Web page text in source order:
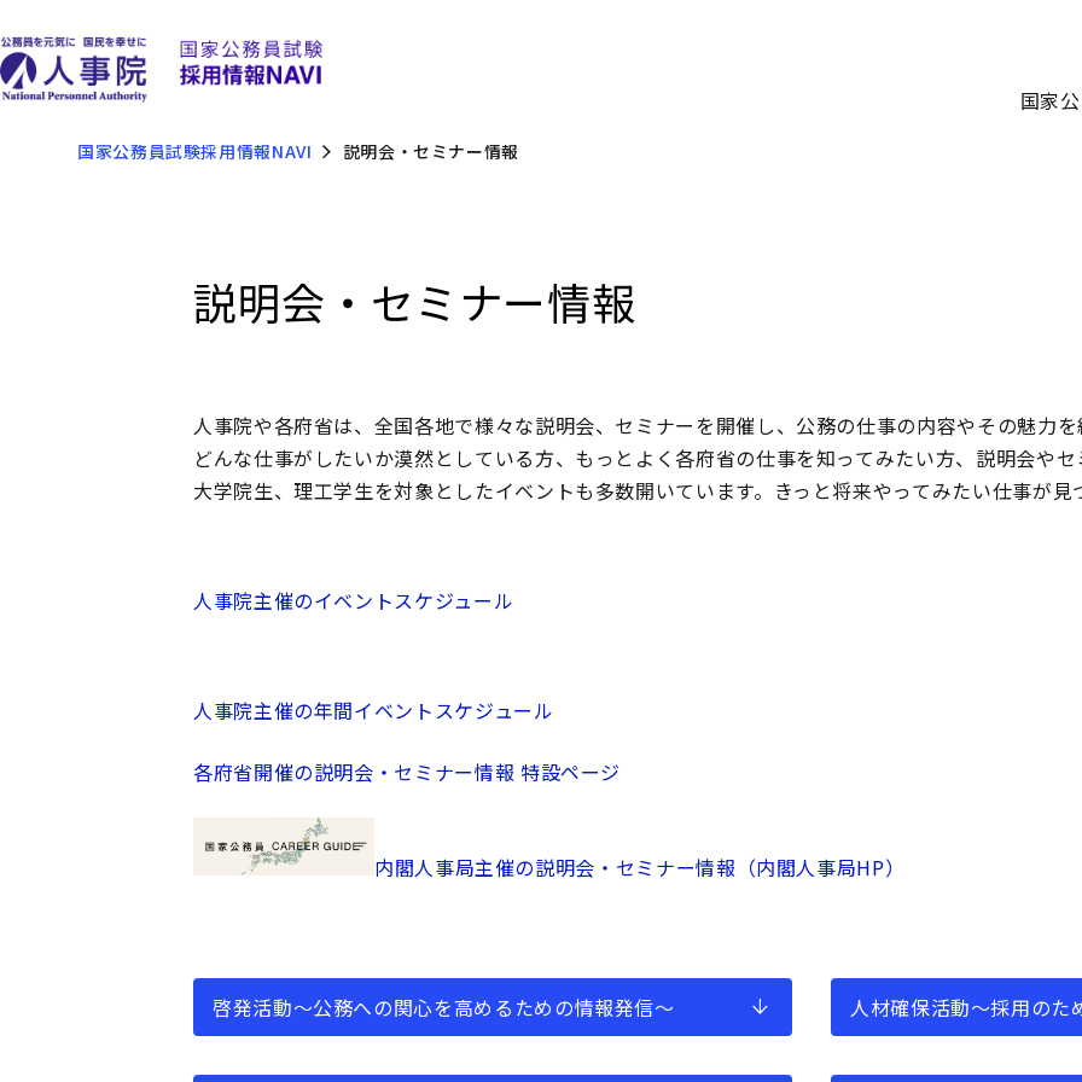
国家
国家公務員試験採用情報NAVI 説明会・セミナー情報
説明会・セミナー情報
人事院や各府省は、全国各地で様々な説明会、セミナーを開催し、公務の仕事の内容やその魅力を
どんな仕事がしたいか漠然としている方、もっとよく各府省の仕事を知ってみたい方、説明会やセ
大学院生、理工学生を対象としたイベントも多数開いています。きっと将来やってみたい仕事が見
人事院主催のイベントスケジュール
人事院主催の年間イベントスケジュール
各府省開催の説明会・セミナー情報 特設ページ
内閣人事局主催の説明会・セミナー情報（内閣人事局HP）
啓発活動～公務への関心を高めるための情報発信～ 人材確保活動～採用のた